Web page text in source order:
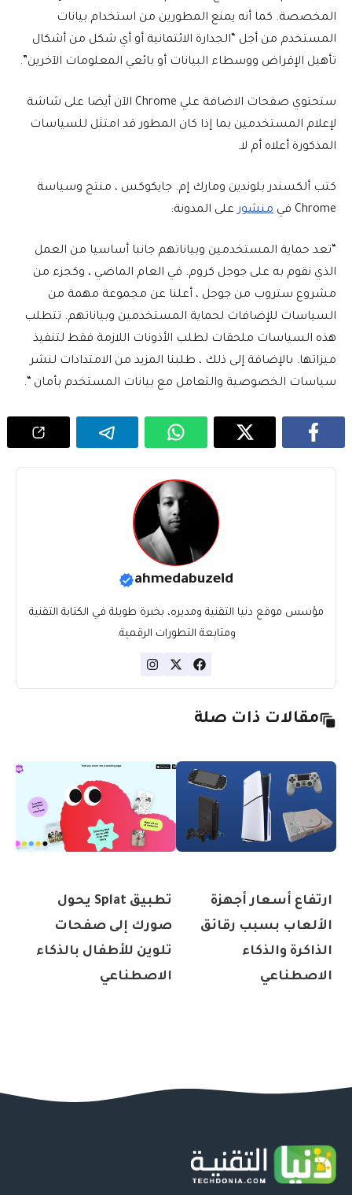
المخصصة. كما أنه يمنع المطورين من استخدام بيانات
المستخدم من أجل “الجدارة الائتمانية أو أي شكل من أشكال
تأهيل الإقراض ووسطاء البيانات أو بائعي المعلومات الآخرين”.
ستحتوي صفحات الاضافة علي Chrome الآن أيضا على شاشة
لإعلام المستخدمين بما إذا كان المطور قد امتثل للسياسات
المذكورة أعلاه أم لا.
كتب ألكسندر بلوندين ومارك إم. جايكوكس ، منتج وسياسة
Chrome في
منشورعلى المدونة:
“تعد حماية المستخدمين وبياناتهم جانبا أساسيا من العمل
الذي نقوم به على جوجل كروم. في العام الماضي ، وكجزء من
مشروع ستروب من جوجل ، أعلنا عن مجموعة مهمة من
السياسات للإضافات لحماية المستخدمين وبياناتهم. تتطلب
هذه السياسات ملحقات لطلب الأذونات اللازمة فقط لتنفيذ
ميزاتها. بالإضافة إلى ذلك ، طلبنا المزيد من الامتدادات لنشر
سياسات الخصوصية والتعامل مع بيانات المستخدم بأمان “.
ahmedabuzeid
مؤسس موقع دنيا التقنية ومديره، بخبرة طويلة في الكتابة التقنية
ومتابعة التطورات الرقمية.
مقالات ذات صلة
ارتفاع أسعار أجهزة
الألعاب بسبب رقائق
الذاكرة والذكاء
الاصطناعي
تطبيق Splat يحول
صورك إلى صفحات
تلوين للأطفال بالذكاء
الاصطناعي